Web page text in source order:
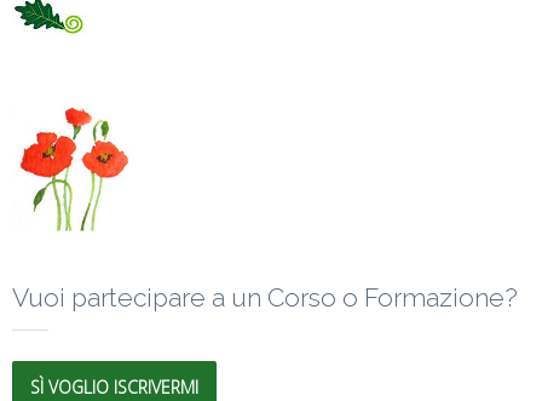
Vuoi partecipare a un Corso o Formazione?
SÌ VOGLIO ISCRIVERMI